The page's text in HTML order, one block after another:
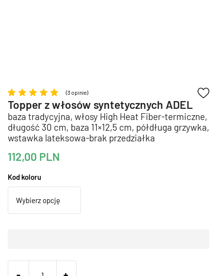
(3 opinie)
Topper z włosów syntetycznych ADEL
baza tradycyjna, włosy High Heat Fiber-termiczne,
długość 30 cm, baza 11×12,5 cm, półdługa grzywka,
wstawka lateksowa-brak przedziałka
112,00 PLN
Kod koloru